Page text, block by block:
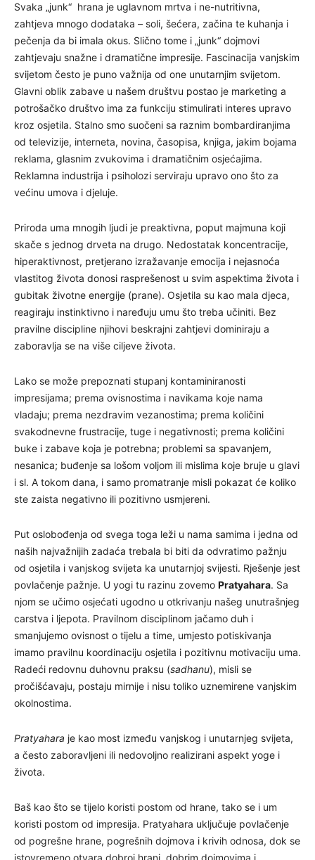
Svaka „junk“ hrana je uglavnom mrtva i ne-nutritivna,
zahtjeva mnogo dodataka – soli, šećera, začina te kuhanja i
pečenja da bi imala okus. Slično tome i „junk“ dojmovi
zahtjevaju snažne i dramatične impresije. Fascinacija vanjskim
svijetom često je puno važnija od one unutarnjim svijetom.
Glavni oblik zabave u našem društvu postao je marketing a
potrošačko društvo ima za funkciju stimulirati interes upravo
kroz osjetila. Stalno smo suočeni sa raznim bombardiranjima
od televizije, interneta, novina, časopisa, knjiga, jakim bojama
reklama, glasnim zvukovima i dramatičnim osjećajima.
Reklamna industrija i psiholozi serviraju upravo ono što za
većinu umova i djeluje.
Priroda uma mnogih ljudi je preaktivna, poput majmuna koji
skače s jednog drveta na drugo. Nedostatak koncentracije,
hiperaktivnost, pretjerano izražavanje emocija i nejasnoća
vlastitog života donosi rasprešenost u svim aspektima života i
gubitak životne energije (prane). Osjetila su kao mala djeca,
reagiraju instinktivno i naređuju umu što treba učiniti. Bez
pravilne discipline njihovi beskrajni zahtjevi dominiraju a
zaboravlja se na više ciljeve života.
Lako se može prepoznati stupanj kontaminiranosti
impresijama; prema ovisnostima i navikama koje nama
vladaju; prema nezdravim vezanostima; prema količini
svakodnevne frustracije, tuge i negativnosti; prema količini
buke i zabave koja je potrebna; problemi sa spavanjem,
nesanica; buđenje sa lošom voljom ili mislima koje bruje u glavi
i sl. A tokom dana, i samo promatranje misli pokazat će koliko
ste zaista negativno ili pozitivno usmjereni.
Put oslobođenja od svega toga leži u nama samima i jedna od
naših najvažnijih zadaća trebala bi biti da odvratimo pažnju
od osjetila i vanjskog svijeta ka unutarnjoj svijesti. Rješenje jest
povlačenje pažnje. U yogi tu razinu zovemo Pratyahara. Sa
njom se učimo osjećati ugodno u otkrivanju našeg unutrašnjeg
carstva i ljepota. Pravilnom disciplinom jačamo duh i
smanjujemo ovisnost o tijelu a time, umjesto potiskivanja
imamo pravilnu koordinaciju osjetila i pozitivnu motivaciju uma.
Radeći redovnu duhovnu praksu (sadhanu), misli se
pročišćavaju, postaju mirnije i nisu toliko uznemirene vanjskim
okolnostima.
Pratyahara je kao most između vanjskog i unutarnjeg svijeta,
a često zaboravljeni ili nedovoljno realizirani aspekt yoge i
života.
Baš kao što se tijelo koristi postom od hrane, tako se i um
koristi postom od impresija. Pratyahara uključuje povlačenje
od pogrešne hrane, pogrešnih dojmova i krivih odnosa, dok se